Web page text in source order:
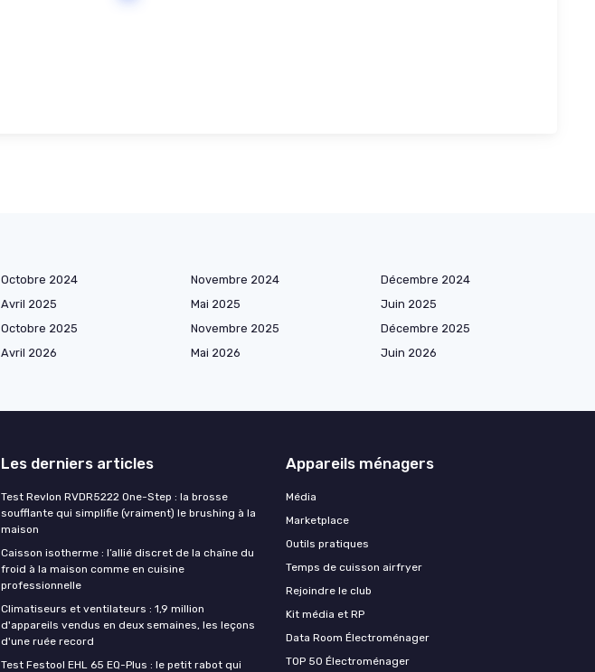
Octobre 2024 Novembre 2024
Décembre 2024
Avril 2025 Mai 2025
Juin 2025
Octobre 2025 Novembre 2025
Décembre 2025
Avril 2026 Mai 2026
Juin 2026
Les derniers articles
Test Revlon RVDR5222 One-Step : la brosse
soufflante qui simplifie (vraiment) le brushing à la
maison
Caisson isotherme : l’allié discret de la chaîne du
froid à la maison comme en cuisine
professionnelle
Climatiseurs et ventilateurs : 1,9 million
d'appareils vendus en deux semaines, les leçons
d'une ruée record
Test Festool EHL 65 EQ-Plus : le petit rabot qui
Appareils ménagers
Média
Marketplace
Outils pratiques
Temps de cuisson airfryer
Rejoindre le club
Kit média et RP
Data Room Électroménager
TOP 50 Électroménager